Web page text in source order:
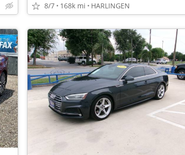
8/7 168k mi HARLINGEN